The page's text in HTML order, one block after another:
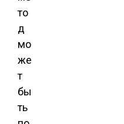
то
д
мо
же
т
бы
ть